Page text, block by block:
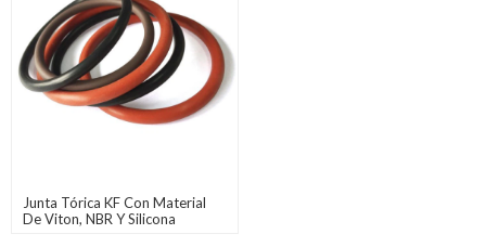
Junta Tórica KF Con Material
De Viton, NBR Y Silicona